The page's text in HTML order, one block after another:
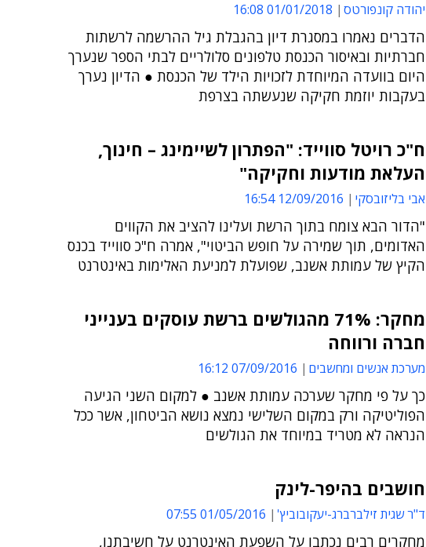
יהודה קונפורטס 01/01/2018 16:08
הדברים נאמרו במסגרת דיון בהגבלת גיל ההרשמה לרשתות
חברתיות ובאיסור הכנסת טלפונים סלולריים לבתי הספר שנערך
היום בוועדה המיוחדת לזכויות הילד של הכנסת ● הדיון נערך
בעקבות יוזמת חקיקה שנעשתה בצרפת
ח"כ רויטל סווייד: "הפתרון לשיימינג – חינוך,
העלאת מודעות וחקיקה"
אבי בליזובסקי 12/09/2016 16:54
"הדור הבא צומח בתוך הרשת ועלינו להציב את הקווים
האדומים, תוך שמירה על חופש הביטוי", אמרה ח"כ סווייד בכנס
הקיץ של עמותת אשנב, שפועלת למניעת האלימות באינטרנט
מחקר: 71% מהגולשים ברשת עוסקים בענייני
חברה ורווחה
מערכת אנשים ומחשבים 07/09/2016 16:12
כך על פי מחקר שערכה עמותת אשנב ● למקום השני הגיעה
הפוליטיקה ורק במקום השלישי נמצא נושא הביטחון, אשר ככל
הנראה לא מטריד במיוחד את הגולשים
חושבים בהיפר-לינק
ד"ר שגית זילברברג-יעקובוביץ' 01/05/2016 07:55
מחקרים רבים נכתבו על השפעת האינטרנט על חשיבתנו,